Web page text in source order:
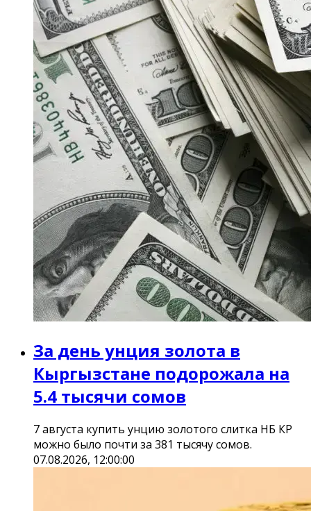
За день унция золота в
Кыргызстане подорожала на
5.4 тысячи сомов
7 августа купить унцию золотого слитка НБ КР
можно было почти за 381 тысячу сомов.
07.08.2026, 12:00:00